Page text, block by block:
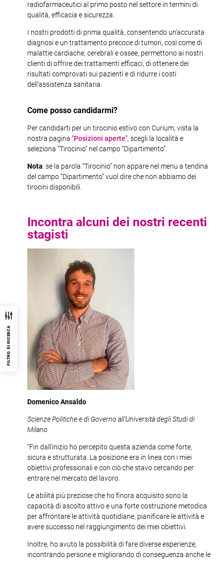
FILTRO DI RICERCA
radiofarmaceutici al primo posto nel settore in termini di
qualità, efficacia e sicurezza.
I nostri prodotti di prima qualità, consentendo un’accurata
diagnosi e un trattamento precoce di tumori, così come di
malattie cardiache, cerebrali e ossee, permettono ai nostri
clienti di offrire dei trattamenti efficaci, di ottenere dei
risultati comprovati sui pazienti e di ridurre i costi
dell’assistenza sanitaria.
Come posso candidarmi?
Per candidarti per un tirocinio estivo con Curium, vista la
nostra pagina “Posizioni aperte”, scegli la località e
seleziona “Tirocinio” nel campo “Dipartimento”.
Nota: se la parola “Tirocinio” non appare nel menu a tendina
del campo “Dipartimento” vuol dire che non abbiamo dei
tirocini disponibili.
Incontra alcuni dei nostri recenti
stagisti
Domenico Ansaldo
Scienze Politiche e di Governo all’Università degli Studi di
Milano
“Fin dall’inizio ho percepito questa azienda come forte,
sicura e strutturata. La posizione era in linea con i miei
obiettivi professionali e con ciò che stavo cercando per
entrare nel mercato del lavoro.
Le abilità più preziose che ho finora acquisito sono la
capacità di ascolto attivo e una forte costruzione metodica
per affrontare le attività quotidiane, pianificare le attività e
avere successo nel raggiungimento dei miei obiettivi.
Inoltre, ho avuto la possibilità di fare diverse esperienze,
incontrando persone e migliorando di conseguenza anche le